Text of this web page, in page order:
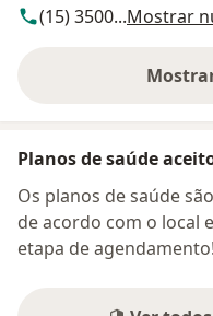
(15) 3500...Mostrar
Planos de saúde
Os planos de saúde
de acordo com o local
etapa de agendamento!